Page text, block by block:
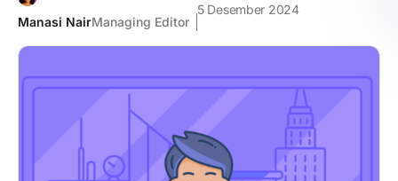
Manasi NairManaging Editor
5 Desember 2024